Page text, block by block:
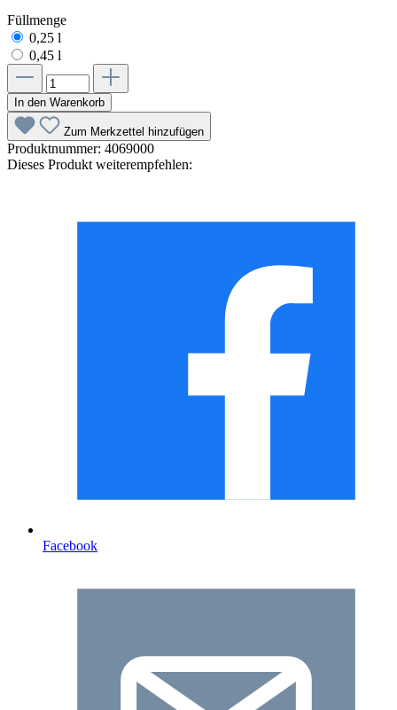
Füllmenge
0,25 l
0,45 l
In den Warenkorb
Zum Merkzettel hinzufügen
Produktnummer: 4069000
Dieses Produkt weiterempfehlen:
Facebook